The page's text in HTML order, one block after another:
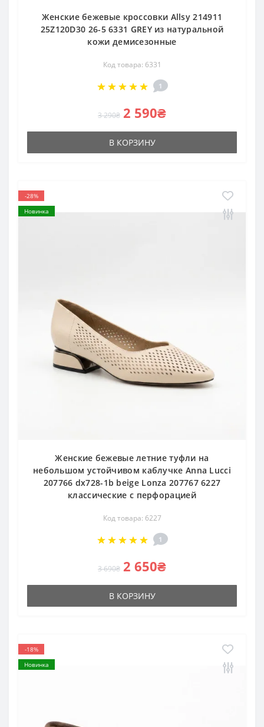
Женские бежевые кроссовки Allsy 214911
25Z120D30 26-5 6331 GREY из натуральной
кожи демисезонные
Код товара: 6331
1
3 290₴ 2 590₴
В КОРЗИНУ
-28%
Новинка
Женские бежевые летние туфли на
небольшом устойчивом каблучке Anna Lucci
207766 dx728-1b beige Lonza 207767 6227
классические с перфорацией
Код товара: 6227
1
3 690₴ 2 650₴
В КОРЗИНУ
-18%
Новинка